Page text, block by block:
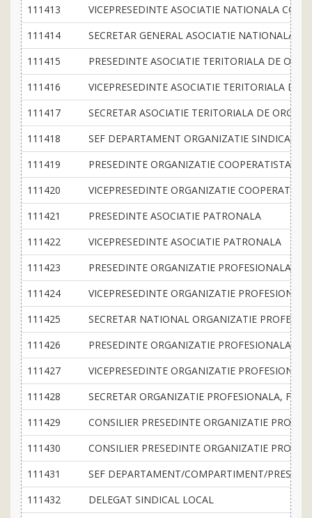
111413
VICEPRESEDINTE ASOCIATIE NATIONALA
111414
SECRETAR GENERAL ASOCIATIE NATIONALA
111415
PRESEDINTE ASOCIATIE TERITORIALA DE
111416
VICEPRESEDINTE ASOCIATIE TERITORIALA DE
111417
SECRETAR ASOCIATIE TERITORIALA DE
111418
SEF DEPARTAMENT ORGANIZATIE SINDICALA
111419
PRESEDINTE ORGANIZATIE COOPERATISTA
111420
VICEPRESEDINTE ORGANIZATIE COOPERATISTA
111421
PRESEDINTE ASOCIATIE PATRONALA
111422
VICEPRESEDINTE ASOCIATIE PATRONALA
111423
PRESEDINTE ORGANIZATIE PROFESIONALA
111424
VICEPRESEDINTE ORGANIZATIE
111425
SECRETAR NATIONAL ORGANIZATIE
111426
PRESEDINTE ORGANIZATIE PROFESIONALA,
111427
VICEPRESEDINTE ORGANIZATIE
111428
SECRETAR ORGANIZATIE PROFESIONALA,
111429
CONSILIER PRESEDINTE ORGANIZATIE
111430
CONSILIER PRESEDINTE ORGANIZATIE
111431
SEF DEPARTAMENT/COMPARTIMENT/
111432
DELEGAT SINDICAL LOCAL